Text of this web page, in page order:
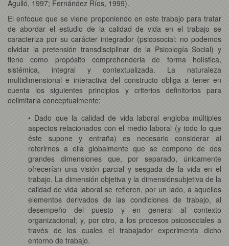
Agulló, 1997; Fernández Ríos, 1999).
El enfoque que se viene proponiendo en este trabajo para tratar
de abordar el estudio de la calidad de vida en el trabajo se
caracteriza por su carácter integrador (psicosocial: no podemos
olvidar la pretensión transdisciplinar de la Psicología Social) y
tiene como propósito comprehenderla de forma holística,
sistémica, integral y contextualizada. La naturaleza
multidimensional e interactiva del constructo obliga a tener en
cuenta los siguientes principios y criterios definitorios para
delimitarla conceptualmente:
• Dado que la calidad de vida laboral engloba múltiples
aspectos relacionados con el medio laboral (y todo lo que
éste supone y entraña) es necesario considerar al
referirnos a ella globalmente que se compone de dos
grandes dimensiones que, por separado, únicamente
ofrecerían una visión parcial y sesgada de la vida en el
trabajo. La dimensión objetiva y la dimensiónsubjetiva de la
calidad de vida laboral se refieren, por un lado, a aquellos
elementos derivados de las condiciones de trabajo, al
desempeño del puesto y en general al contexto
organizacional; y, por otro, a los procesos psicosociales a
través de los cuales el trabajador experimenta dicho
entorno de trabajo.